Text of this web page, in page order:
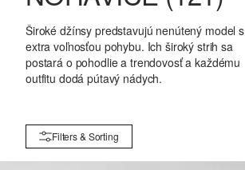
Široké džínsy predstavujú nenútený model s
extra voľnosťou pohybu. Ich široký strih sa
postará o pohodlie a trendovosť a každému
outfitu dodá pútavý nádych.
Filters & Sorting